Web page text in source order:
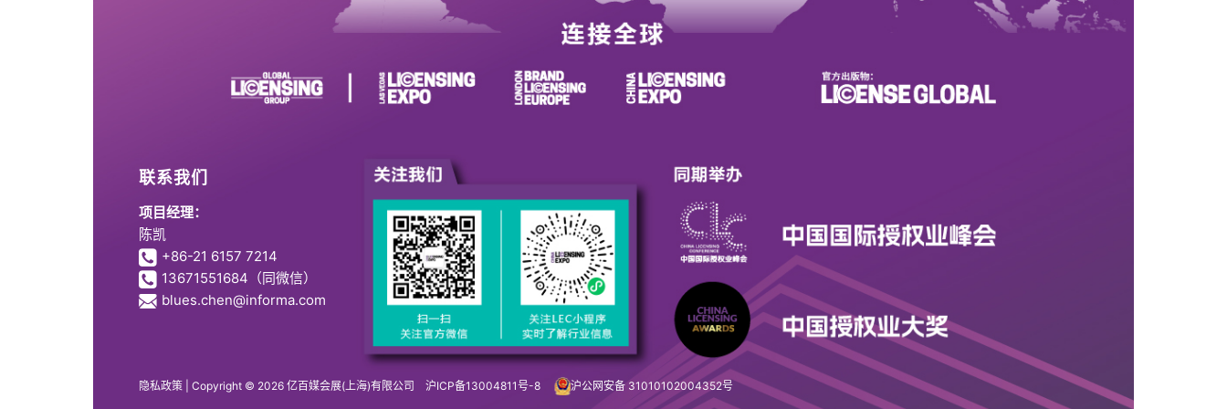
联系我们
项目经理：
陈凯
+86-21 6157 7214
13671551684 （同微信）
blues.chen@informa.com
隐私政策 | Copyright © 2026 亿百媒会展(上海)有限公司 沪ICP备13004811号-8 沪公网安备 31010102004352号